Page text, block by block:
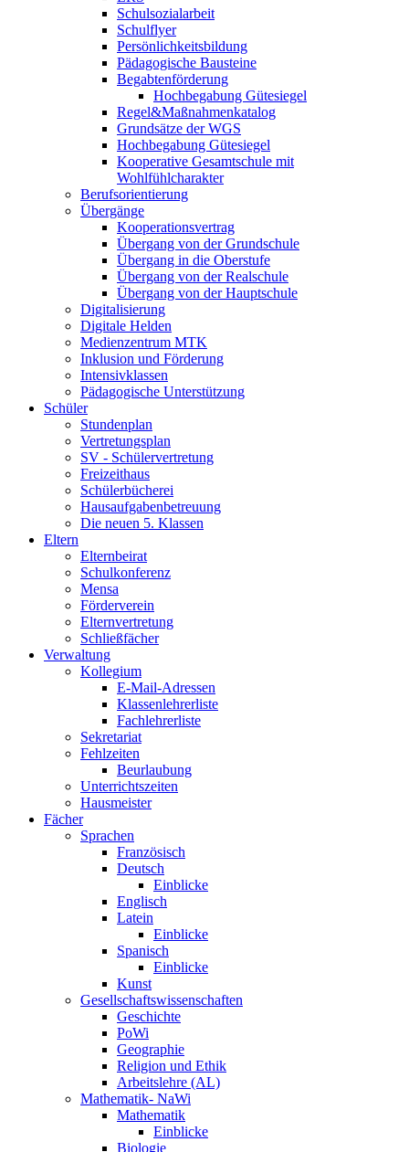
Schulsozialarbeit
Schulflyer
Persönlichkeitsbildung
Pädagogische Bausteine
Begabtenförderung
Hochbegabung Gütesiegel
Regel&Maßnahmenkatalog
Grundsätze der WGS
Hochbegabung Gütesiegel
Kooperative Gesamtschule mit
Wohlfühlcharakter
Berufsorientierung
Übergänge
Kooperationsvertrag
Übergang von der Grundschule
Übergang in die Oberstufe
Übergang von der Realschule
Übergang von der Hauptschule
Digitalisierung
Digitale Helden
Medienzentrum MTK
Inklusion und Förderung
Intensivklassen
Pädagogische Unterstützung
Schüler
Stundenplan
Vertretungsplan
SV - Schülervertretung
Freizeithaus
Schülerbücherei
Hausaufgabenbetreuung
Die neuen 5. Klassen
Eltern
Elternbeirat
Schulkonferenz
Mensa
Förderverein
Elternvertretung
Schließfächer
Verwaltung
Kollegium
E-Mail-Adressen
Klassenlehrerliste
Fachlehrerliste
Sekretariat
Fehlzeiten
Beurlaubung
Unterrichtszeiten
Hausmeister
Fächer
Sprachen
Französisch
Deutsch
Einblicke
Englisch
Latein
Einblicke
Spanisch
Einblicke
Kunst
Gesellschaftswissenschaften
Geschichte
PoWi
Geographie
Religion und Ethik
Arbeitslehre (AL)
Mathematik- NaWi
Mathematik
Einblicke
Biologie